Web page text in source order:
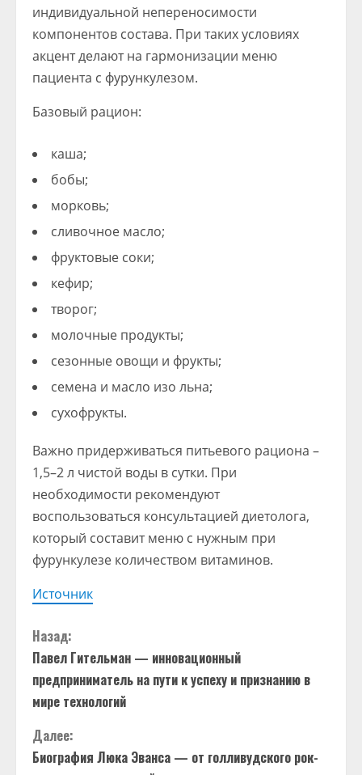
индивидуальной непереносимости
компонентов состава. При таких условиях
акцент делают на гармонизации меню
пациента с фурункулезом.
Базовый рацион:
каша;
бобы;
морковь;
сливочное масло;
фруктовые соки;
кефир;
творог;
молочные продукты;
сезонные овощи и фрукты;
семена и масло изо льна;
сухофрукты.
Важно придерживаться питьевого рациона –
1,5–2 л чистой воды в сутки. При
необходимости рекомендуют
воспользоваться консультацией диетолога,
который составит меню с нужным при
фурункулезе количеством витаминов.
Источник
П
р
о
д
Назад:
Павел Гительман — инновационный
предприниматель на пути к успеху и признанию в
мире технологий
Далее:
Биография Люка Эванса — от голливудского рок-